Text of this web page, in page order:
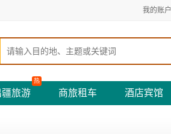
我的账户
疆旅游
热
商旅租车 酒店宾馆